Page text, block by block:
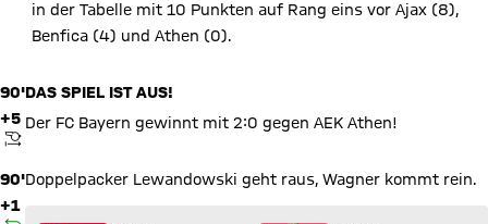
in der Tabelle mit 10 Punkten auf Rang eins vor Ajax (8),
Benfica (4) und Athen (0).
90'
+5
ANPFIFF
DAS SPIEL IST AUS!
Der FC Bayern gewinnt mit 2:0 gegen AEK Athen!
90'
+1
Doppelpacker Lewandowski geht raus, Wagner kommt rein.